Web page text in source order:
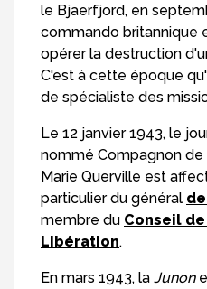
le Bjaerfjord, en
commando britannique
opérer la destruction
C'est à cette époque
de spécialiste des
Le 12 janvier 1943, le
nommé Compagnon de
Marie Querville est
particulier du général
membre du Conseil
Libération.
En mars 1943, la Junon